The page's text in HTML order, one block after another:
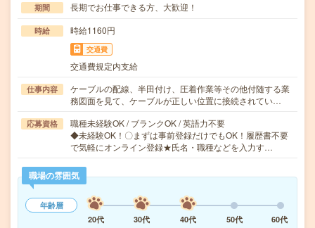
期間 長期でお仕事できる方、大歓迎！
時給 時給1160円
交通費
交通費規定内支給
仕事内容
ケーブルの配線、半田付け、圧着作業等その他付随する業
務図面を見て、ケーブルが正しい位置に接続されてい…
応募資格
職種未経験OK / ブランクOK / 英語力不要
◆未経験OK！〇まずは事前登録だけでもOK！履歴書不要
で気軽にオンライン登録★氏名・職種などを入力す…
職場の雰囲気
年齢層
20代
30代 40代 50代 60代